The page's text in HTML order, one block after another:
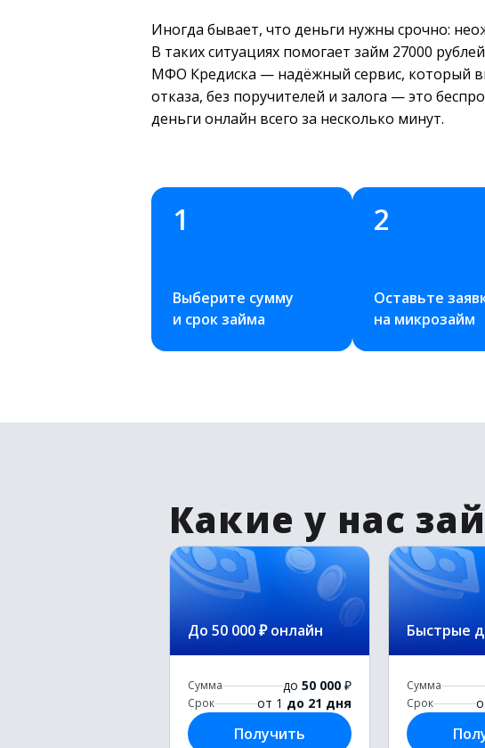
Иногда бывает, что деньги нужны срочно:
В таких ситуациях помогает займ 27000
МФО Кредиска — надёжный сервис, который
отказа, без поручителей и залога — это
деньги онлайн всего за несколько минут.
1
Выберите сумму
и срок займа
2
Оставьте
на микрозайм
Какие у нас
До 50 000 ₽ онлайн
Сумма до 50 000 ₽
Срок от 1 до 21 дня
Получить
Быстрые
Сумма
Срок